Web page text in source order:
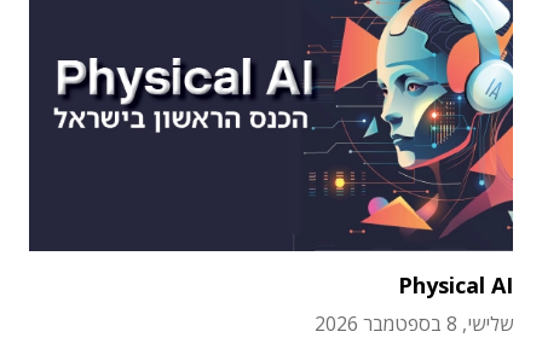
Physical AI
שלישי, 8 בספטמבר 2026